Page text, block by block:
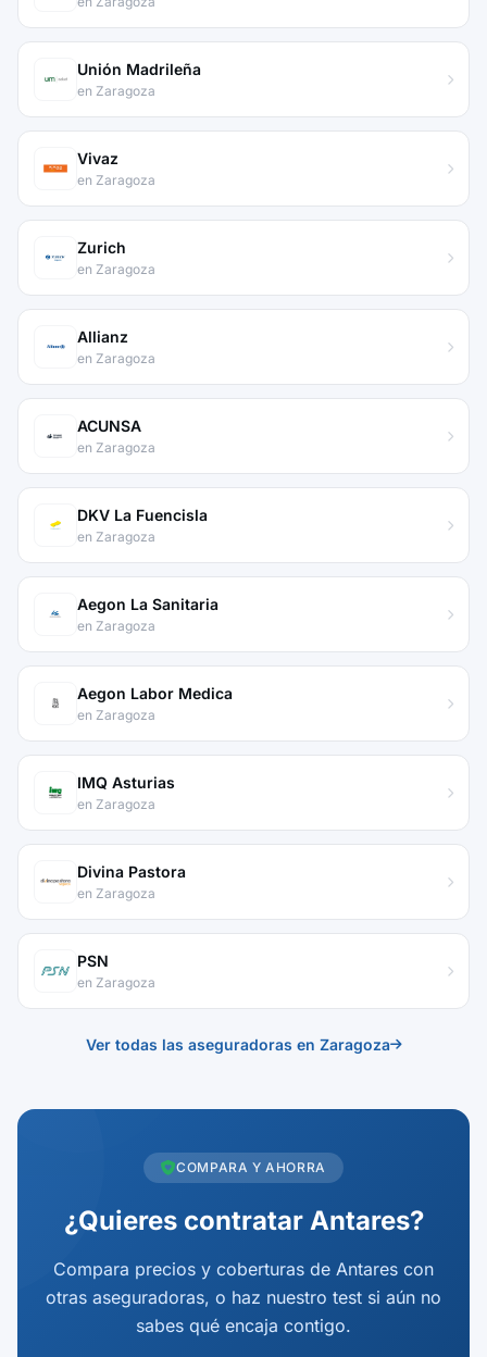
Unión Madrileña
en Zaragoza
Vivaz
en Zaragoza
Zurich
en Zaragoza
Allianz
en Zaragoza
ACUNSA
en Zaragoza
DKV La Fuencisla
en Zaragoza
Aegon La Sanitaria
en Zaragoza
Aegon Labor Medica
en Zaragoza
IMQ Asturias
en Zaragoza
Divina Pastora
en Zaragoza
PSN
en Zaragoza
Ver todas las aseguradoras en Zaragoza
COMPARA Y AHORRA
¿Quieres contratar Antares?
Compara precios y coberturas de Antares con
otras aseguradoras, o haz nuestro test si aún no
sabes qué encaja contigo.